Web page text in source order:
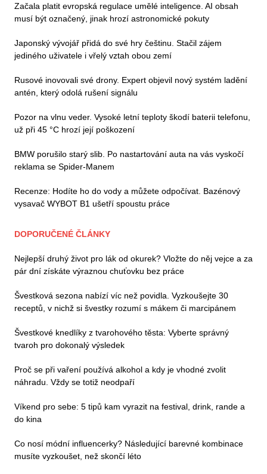
Začala platit evropská regulace umělé inteligence. AI obsah
musí být označený, jinak hrozí astronomické pokuty
Japonský vývojář přidá do své hry češtinu. Stačil zájem
jediného uživatele i vřelý vztah obou zemí
Rusové inovovali své drony. Expert objevil nový systém ladění
antén, který odolá rušení signálu
Pozor na vlnu veder. Vysoké letní teploty škodí baterii telefonu,
už při 45 °C hrozí její poškození
BMW porušilo starý slib. Po nastartování auta na vás vyskočí
reklama se Spider-Manem
Recenze: Hodíte ho do vody a můžete odpočívat. Bazénový
vysavač WYBOT B1 ušetří spoustu práce
DOPORUČENÉ ČLÁNKY
Nejlepší druhý život pro lák od okurek? Vložte do něj vejce a za
pár dní získáte výraznou chuťovku bez práce
Švestková sezona nabízí víc než povidla. Vyzkoušejte 30
receptů, v nichž si švestky rozumí s mákem či marcipánem
Švestkové knedlíky z tvarohového těsta: Vyberte správný
tvaroh pro dokonalý výsledek
Proč se při vaření používá alkohol a kdy je vhodné zvolit
náhradu. Vždy se totiž neodpaří
Víkend pro sebe: 5 tipů kam vyrazit na festival, drink, rande a
do kina
Co nosí módní influencerky? Následující barevné kombinace
musíte vyzkoušet, než skončí léto